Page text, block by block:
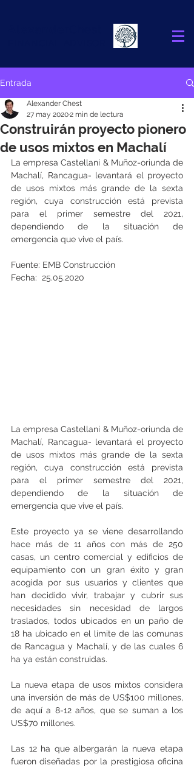
Entrada
Construirán proyecto pionero
de usos mixtos en Machalí
Alexander Chest
27 may 20202 min de lectura
La empresa Castellani & Muñoz-oriunda de
Machalí, Rancagua- levantará el proyecto
de usos mixtos más grande de la sexta
región, cuya construcción está prevista
para el primer semestre del 2021,
dependiendo de la situación de
emergencia que vive el país.
Fuente: EMB Construcción
Fecha:  25.05.2020
La empresa Castellani & Muñoz-oriunda de
Machalí, Rancagua- levantará el proyecto
de usos mixtos más grande de la sexta
región, cuya construcción está prevista
para el primer semestre del 2021,
dependiendo de la situación de
emergencia que vive el país.
Este proyecto ya se viene desarrollando
hace más de 11 años con más de 250
casas, un centro comercial y edificios de
equipamiento con un gran éxito y gran
acogida por sus usuarios y clientes que
han decidido vivir, trabajar y cubrir sus
necesidades sin necesidad de largos
traslados, todos ubicados en un paño de
18 ha ubicado en el límite de las comunas
de Rancagua y Machalí, y de las cuales 6
ha ya están construidas.
La nueva etapa de usos mixtos considera
una inversión de más de US$100 millones,
de aquí a 8-12 años, que se suman a los
US$70 millones.
Las 12 ha que albergarán la nueva etapa
fueron diseñadas por la prestigiosa oficina